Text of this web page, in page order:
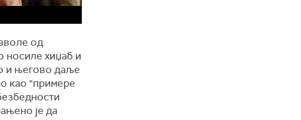
од
носиле хиџаб и
и његово даље
као "примере
је да